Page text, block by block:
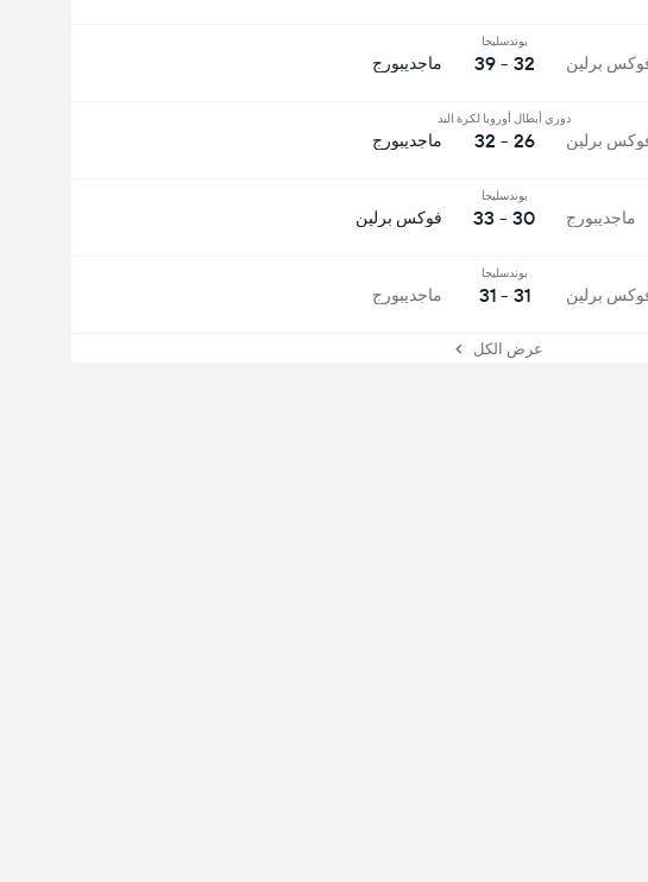
برلين
بوندسليجا
32 - 39 ماجديبورج
برلين
دوري أبطال أوروبا لكرة اليد
26 - 32 ماجديبورج
ماجديبورج
بوندسليجا
30 - 33 فوكس برلين
برلين
بوندسليجا
31 - 31 ماجديبورج
عرض الكل